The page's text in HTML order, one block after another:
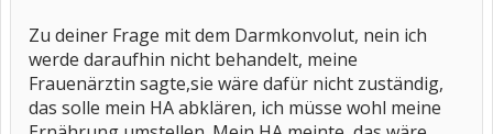
Zu deiner Frage mit dem Darmkonvolut, nein ich
werde daraufhin nicht behandelt, meine
Frauenärztin sagte,sie wäre dafür nicht zuständig,
das solle mein HA abklären, ich müsse wohl meine